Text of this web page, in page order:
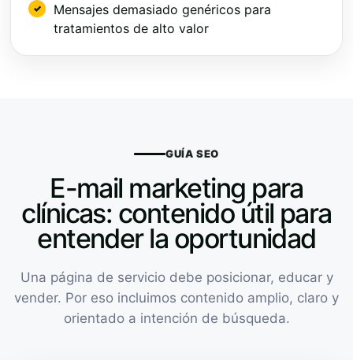
Mensajes demasiado genéricos para
tratamientos de alto valor
GUÍA SEO
E-mail marketing para
clínicas: contenido útil para
entender la oportunidad
Una página de servicio debe posicionar, educar y
vender. Por eso incluimos contenido amplio, claro y
orientado a intención de búsqueda.